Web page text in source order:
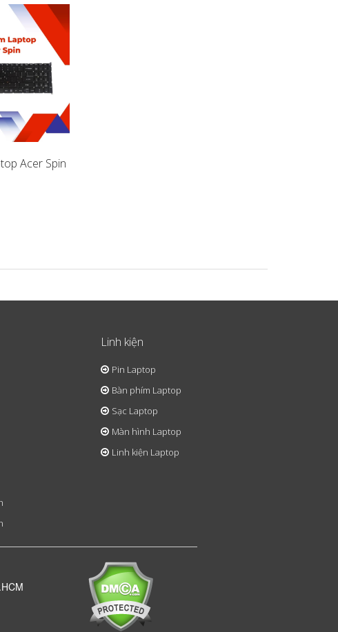
Acer Spin
Linh kiện
Pin Laptop
Bàn phím Laptop
Sạc Laptop
Màn hình Laptop
Linh kiện Laptop